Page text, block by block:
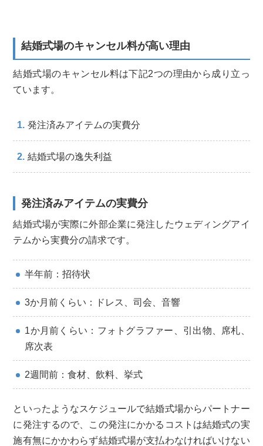
結婚式場のキャンセル料が高い理由
結婚式場のキャンセル料は下記2つの理由から成り立っ
ています。
発注済みアイテムの実費分
結婚式場の逸失利益
発注済みアイテムの実費分
結婚式場が実際に外部企業に発注したウェディングアイ
テムから実費分の請求です。
半年前：招待状
3か月前くらい：ドレス、司会、音響
1か月前くらい：フォトグラファー、引出物、席札、
席次表
2週間前：食材、飲料、挙式
といったようなスケジュールで結婚式場からパートナー
に発注するので、この発注にかかるコストは結婚式の実
施有無にかかわらず結婚式場が支払わなければいけない